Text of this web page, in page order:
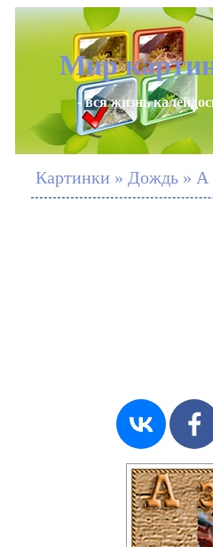
Мир
- вся жизнь
Картинки » Дождь » А